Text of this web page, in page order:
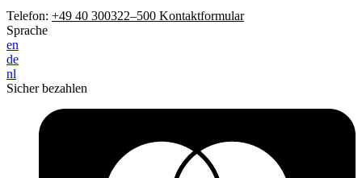
Telefon: +49 40 300322–500 Kontaktformular
Sprache
en
de
nl
Sicher bezahlen